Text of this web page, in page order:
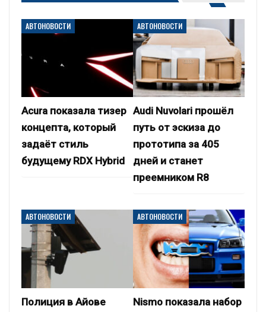
АВТОНОВОСТИ
Acura показала тизер
концепта, который
задаёт стиль
будущему RDX Hybrid
АВТОНОВОСТИ
Audi Nuvolari прошёл
путь от эскиза до
прототипа за 405
дней и станет
преемником R8
АВТОНОВОСТИ
Полиция в Айове
АВТОНОВОСТИ
Nismo показала набор